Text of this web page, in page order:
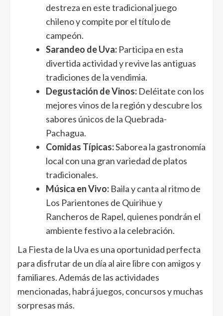
destreza en este tradicional juego
chileno y compite por el título de
campeón.
Sarandeo de Uva: Participa en esta
divertida actividad y revive las antiguas
tradiciones de la vendimia.
Degustación de Vinos: Deléitate con los
mejores vinos de la región y descubre los
sabores únicos de la Quebrada-
Pachagua.
Comidas Típicas:Saborea la gastronomía
local con una gran variedad de platos
tradicionales.
Música en Vivo: Baila y canta al ritmo de
Los Parientones de Quirihue y
Rancheros de Rapel, quienes pondrán el
ambiente festivo a la celebración.
La Fiesta de la Uva es una oportunidad perfecta
para disfrutar de un día al aire libre con amigos y
familiares. Además de las actividades
mencionadas, habrá juegos, concursos y muchas
sorpresas más.